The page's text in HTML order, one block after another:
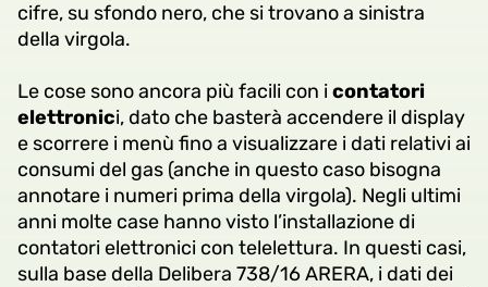
cifre, su sfondo nero, che si trovano a sinistra
della virgola.
Le cose sono ancora più facili con icontatori
elettronici, dato che basterà accendere il display
e scorrere i menù fino a visualizzare i dati relativi ai
consumi del gas (anche in questo caso bisogna
annotare i numeri prima della virgola). Negli ultimi
anni molte case hanno visto l’installazione di
contatori elettronici con telelettura. In questi casi,
sulla base della Delibera 738/16 ARERA, i dati dei